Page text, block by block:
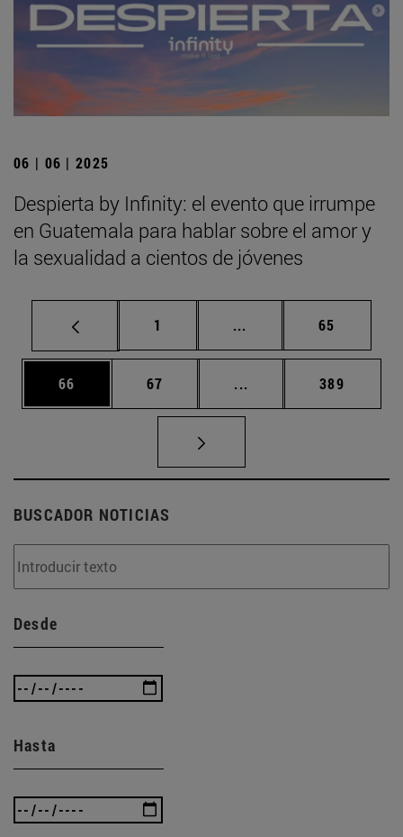
06 | 06 | 2025
Despierta by Infinity: el evento que irrumpe
en Guatemala para hablar sobre el amor y
la sexualidad a cientos de jóvenes
Página
1 ... Páginas intermedias
Página
65
Página
66 Página
67 ... Páginas intermedias
Página
389
BUSCADOR NOTICIAS
Desde
Hasta